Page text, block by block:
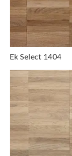
Ek Select 1404